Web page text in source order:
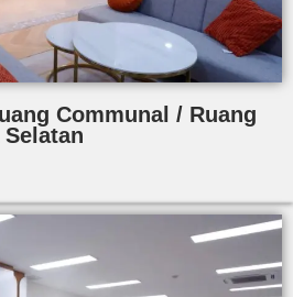
Communal / Ruang